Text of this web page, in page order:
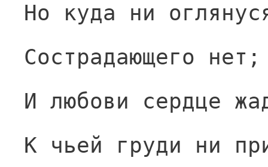
Но куда ни
Сострадающего нет;
И любови сердце
К чьей груди ни